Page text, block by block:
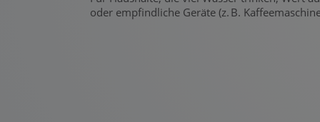
oder empfindliche Geräte (z. B.